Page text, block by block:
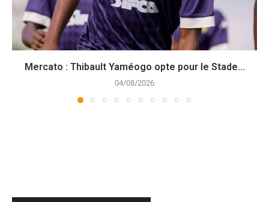
Mercato : Thibault Yaméogo opte pour le Stade...
04/08/2026